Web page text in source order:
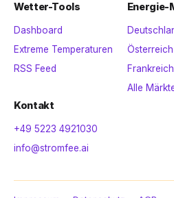
Wetter-Tools
Dashboard
Extreme Temperaturen
RSS Feed
Energie-
Österreich
Frankreich
Alle
Kontakt
+49 5223 4921030
info@stromfee.ai